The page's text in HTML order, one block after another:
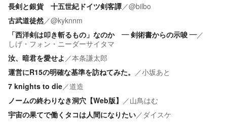
長剣と銀貨 十五世紀ドイツ剣客譚／@bilbo
古武道徒然／@kyknnm
「西洋剣は叩き斬るもの」なのか ― 剣術書からの示唆 ―／
しげ・フォン・ニーダーサイタマ
汝、暗君を愛せよ ／本条謙太郎
運営にR15の明確な基準を訪ねてみた。 ／小坂あと
7 knights to die／道造
ノームの終わりなき洞穴【Web版】 ／山鳥はむ
宇宙の果てで働くタコは人間になりたい／ ダイスケ